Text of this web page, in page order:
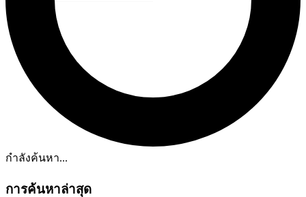
กำลังค้นหา...
การค้นหาล่าสุด